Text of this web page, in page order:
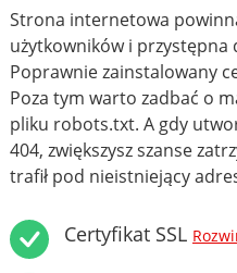
Strona internetowa
użytkowników i
Poprawnie zainstalowany
Poza tym warto zadbać o
pliku robots.txt. A gdy
404, zwiększysz szanse
trafił pod nieistniejący
Certyfikat SSL